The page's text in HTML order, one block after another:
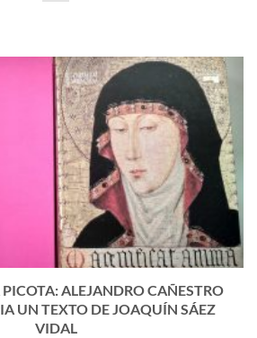
PICOTA: ALEJANDRO CAÑESTRO
UN TEXTO DE JOAQUÍN SÁEZ
VIDAL